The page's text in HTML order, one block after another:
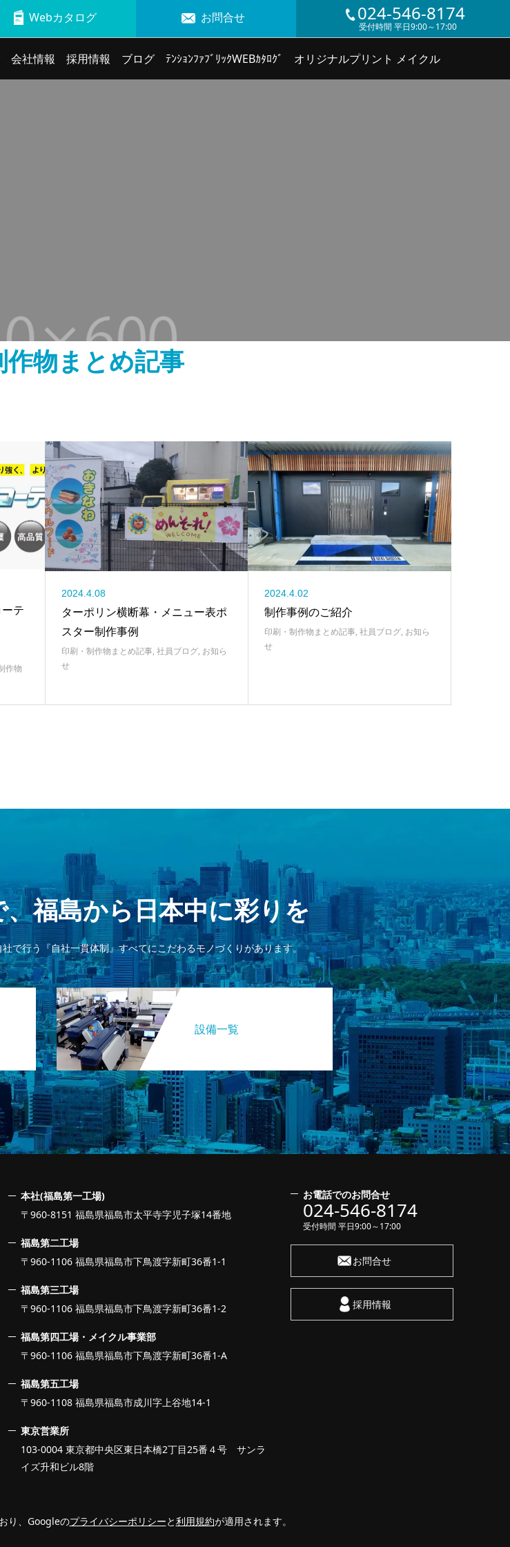
Webカタログ お問合せ 024-546-8174
受付時間 平日9:00～17:00
会社情報 採用情報 ブログ ﾃﾝｼｮﾝﾌｧﾌﾞﾘｯｸWEBｶﾀﾛｸﾞ オリジナルプリント メイクル
作物まとめ記事
テ
作物
2024.4.08
ターポリン横断幕・メニュー表ポ
スター制作事例
印刷・制作物まとめ記事, 社員ブログ, お知ら
せ
2024.4.02
制作事例のご紹介
印刷・制作物まとめ記事, 社員ブログ, お知ら
せ
福島から日本中に彩りを
で行う『自社一貫体制』すべてにこだわるモノづくりがあります。
設備一覧
本社(福島第一工場)
〒960-8151 福島県福島市太平寺字児子塚14番地
福島第二工場
〒960-1106 福島県福島市下鳥渡字新町36番1-1
福島第三工場
〒960-1106 福島県福島市下鳥渡字新町36番1-2
福島第四工場・メイクル事業部
〒960-1106 福島県福島市下鳥渡字新町36番1-A
福島第五工場
〒960-1108 福島県福島市成川字上谷地14-1
東京営業所
103-0004 東京都中央区東日本橋2丁目25番４号 サンラ
イズ升和ビル8階
お電話でのお問合せ
024-546-8174
受付時間 平日9:00～17:00
お問合せ
採用情報
り、Googleのプライバシーポリシーと利用規約が適用されます。